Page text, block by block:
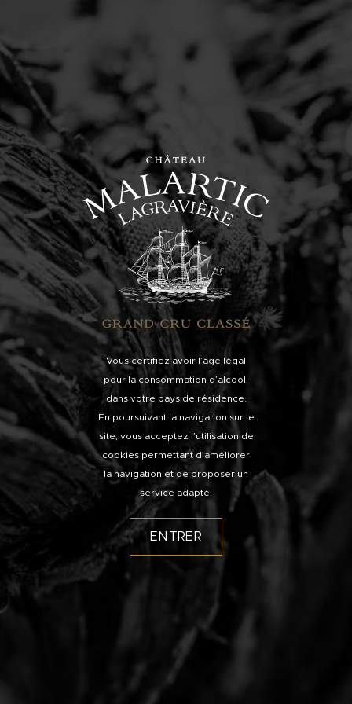
Vous certifiez avoir l’âge légal
pour la consommation d’alcool,
dans votre pays de résidence.
En poursuivant la navigation sur le
site, vous acceptez l’utilisation de
cookies permettant d’améliorer
la navigation et de proposer un
service adapté.
ENTRER